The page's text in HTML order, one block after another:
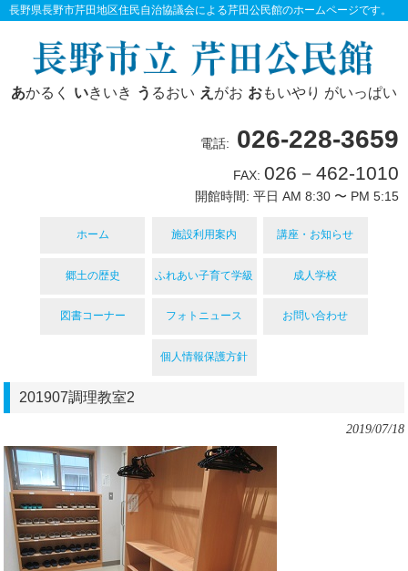
長野県長野市芹田地区住民自治協議会による芹田公民館のホームページです。
あかるく いきいき う るおい え がお おもいやり がいっぱい
電話: 026-228-3659
FAX: 026－462-1010
開館時間: 平日 AM 8:30 〜 PM 5:15
ホーム 施設利用案内 講座・お知らせ
郷土の歴史 ふれあい子育て学級 成人学校
図書コーナー フォトニュース お問い合わせ
個人情報保護方針
201907調理教室2
2019/07/18